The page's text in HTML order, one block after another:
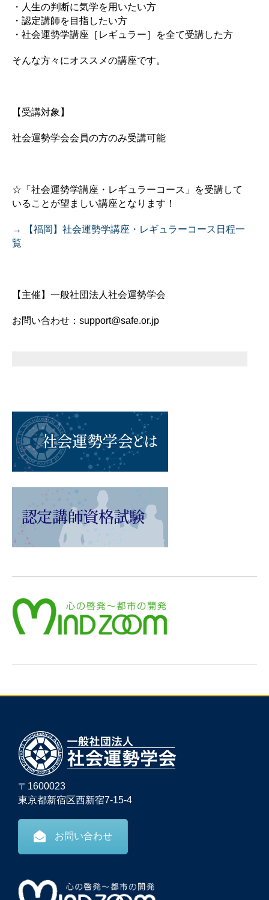
・人生の判断に気学を用いたい方
・認定講師を目指したい方
・社会運勢学講座［レギュラー］を全て受講した方
そんな方々にオススメの講座です。
【受講対象】
社会運勢学会会員の方のみ受講可能
☆「社会運勢学講座・レギュラーコース」を受講して
いることが望ましい講座となります！
→ 【福岡】社会運勢学講座・レギュラーコース日程一
覧
【主催】一般社団法人社会運勢学会
お問い合わせ：support@safe.or.jp
〒1600023
東京都新宿区西新宿7-15-4
お問い合わせ